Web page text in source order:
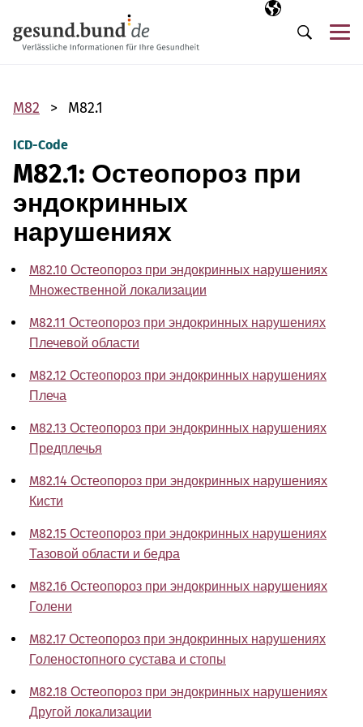
Выбранный
RU
Поиск
M82 M82.1
ICD-Code
M82.1: Остеопороз при
эндокринных
нарушениях
M82.10 Остеопороз при эндокринных нарушениях
Множественной локализации
M82.11 Остеопороз при эндокринных нарушениях
Плечевой области
M82.12 Остеопороз при эндокринных нарушениях
Плеча
M82.13 Остеопороз при эндокринных нарушениях
Предплечья
M82.14 Остеопороз при эндокринных нарушениях
Кисти
M82.15 Остеопороз при эндокринных нарушениях
Тазовой области и бедра
M82.16 Остеопороз при эндокринных нарушениях
Голени
M82.17 Остеопороз при эндокринных нарушениях
Голеностопного сустава и стопы
M82.18 Остеопороз при эндокринных нарушениях
Другой локализации